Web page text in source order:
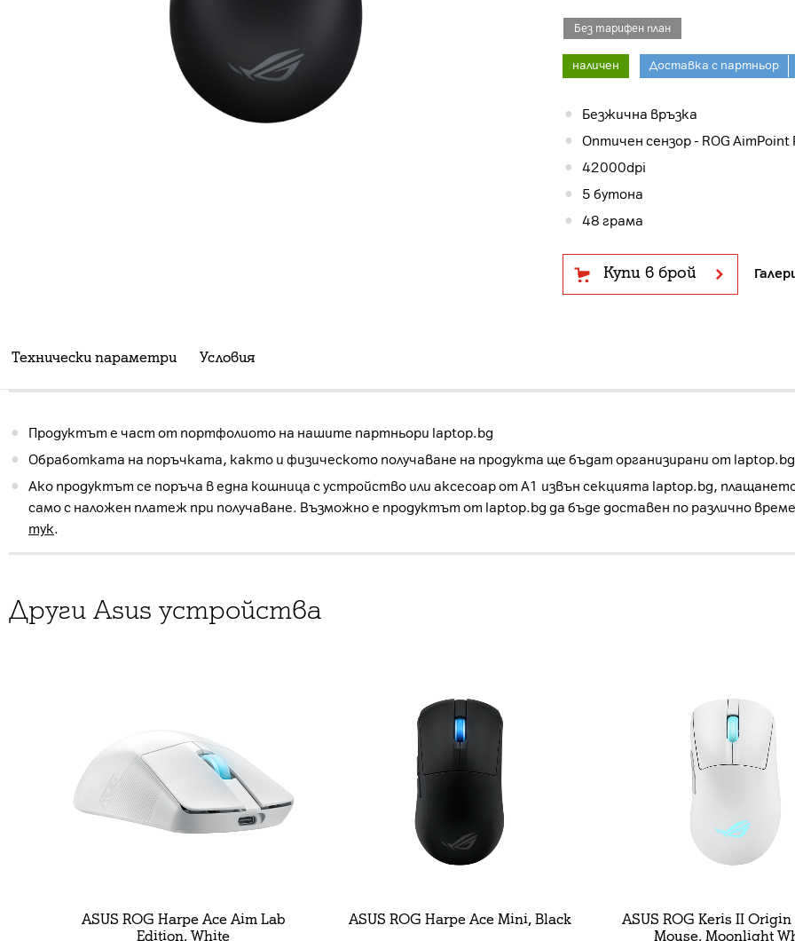
Без тарифен план
наличен Доставка с партньор
Безжична връзка
Оптичен сензор - ROG AimPoint
42000dpi
5 бутона
48 грама
Купи в брой
Технически параметри Условия
Продуктът е част от портфолиото на нашите партньори laptop.bg
Обработката на поръчката, както и физическото получаване на продукта ще бъдат организирани от laptop.bg
Ако продуктът се поръча в една кошница с устройство или аксесоар от А1 извън секцията laptop.bg,
само с наложен платеж при получаване. Възможно е продуктът от laptop.bg да бъде доставен по различно
тук.
Други Asus устройства
ASUS ROG Harpe Ace Aim Lab
Edition, White
ASUS ROG Harpe Ace Mini, Black
ASUS ROG Keris II
Mouse, Moonlight